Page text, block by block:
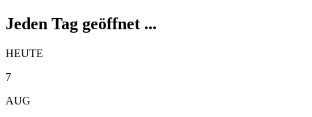
Jeden Tag geöffnet ...
HEUTE
7
AUG